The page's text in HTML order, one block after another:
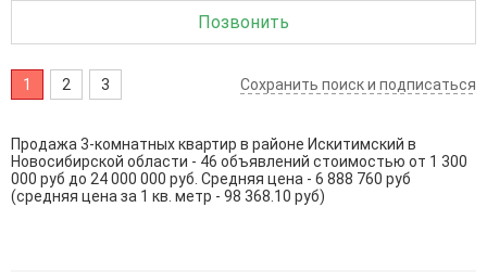
Позвонить
1 2 3 Сохранить поиск и подписаться
Продажа 3-комнатных квартир в районе Искитимский в
Новосибирской области - 46 объявлений стоимостью от 1 300
000 руб до 24 000 000 руб. Средняя цена - 6 888 760 руб
(средняя цена за 1 кв. метр - 98 368.10 руб)